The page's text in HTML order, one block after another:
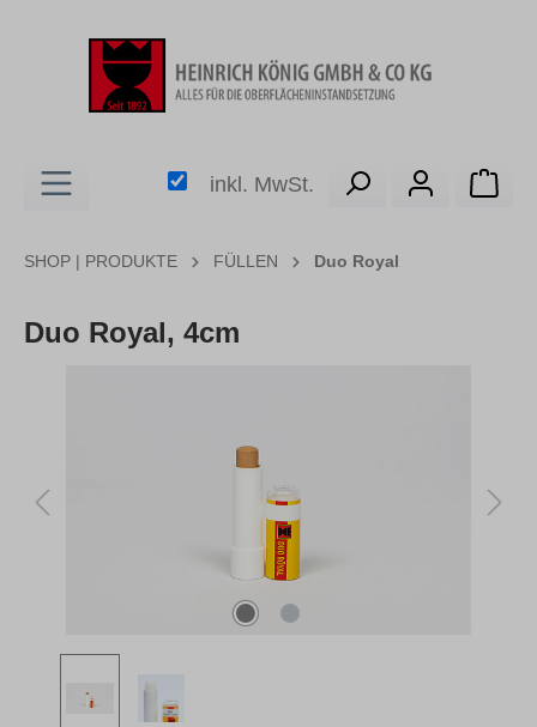
inkl. MwSt.
SHOP | PRODUKTE FÜLLEN Duo Royal
Duo Royal, 4cm